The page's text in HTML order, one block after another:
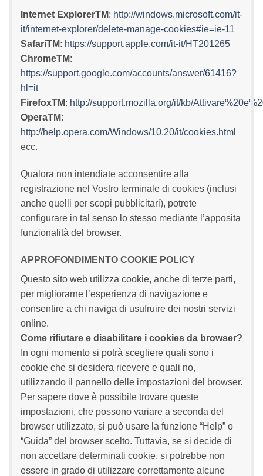
Internet ExplorerTM: http://windows.microsoft.com/it-
it/internet-explorer/delete-manage-cookies#ie=ie-11
SafariTM: https://support.apple.com/it-it/HT201265
ChromeTM:
https://support.google.com/accounts/answer/61416?
hl=it
FirefoxTM: http://support.mozilla.org/it/kb/
OperaTM:
http://help.opera.com/Windows/10.20/it/cookies.html
ecc.
Qualora non intendiate acconsentire alla
registrazione nel Vostro terminale di cookies (inclusi
anche quelli per scopi pubblicitari), potrete
configurare in tal senso lo stesso mediante l’apposita
funzionalità del browser.
APPROFONDIMENTO COOKIE POLICY
Questo sito web utilizza cookie, anche di terze parti,
per migliorarne l’esperienza di navigazione e
consentire a chi naviga di usufruire dei nostri servizi
online.
Come rifiutare e disabilitare i cookies da browser?
In ogni momento si potrà scegliere quali sono i
cookie che si desidera ricevere e quali no,
utilizzando il pannello delle impostazioni del browser.
Per sapere dove è possibile trovare queste
impostazioni, che possono variare a seconda del
browser utilizzato, si può usare la funzione “Help” o
“Guida” del browser scelto. Tuttavia, se si decide di
non accettare determinati cookie, si potrebbe non
essere in grado di utilizzare correttamente alcune